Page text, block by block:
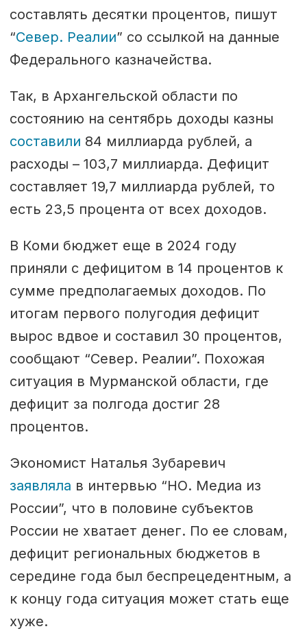
составлять десятки процентов, пишут
“Север. Реалии” со ссылкой на данные
Федерального казначейства.
Так, в Архангельской области по
состоянию на сентябрь доходы казны
составили 84 миллиарда рублей, а
расходы – 103,7 миллиарда. Дефицит
составляет 19,7 миллиарда рублей, то
есть 23,5 процента от всех доходов.
В Коми бюджет еще в 2024 году
приняли с дефицитом в 14 процентов к
сумме предполагаемых доходов. По
итогам первого полугодия дефицит
вырос вдвое и составил 30 процентов,
сообщают “Север. Реалии”. Похожая
ситуация в Мурманской области, где
дефицит за полгода достиг 28
процентов.
Экономист Наталья Зубаревич
заявляла в интервью “НО. Медиа из
России”, что в половине субъектов
России не хватает денег. По ее словам,
дефицит региональных бюджетов в
середине года был беспрецедентным, а
к концу года ситуация может стать еще
хуже.